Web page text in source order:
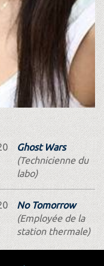
Ghost Wars
(Technicienne du
labo)
No Tomorrow
(Employée de la
station thermale)